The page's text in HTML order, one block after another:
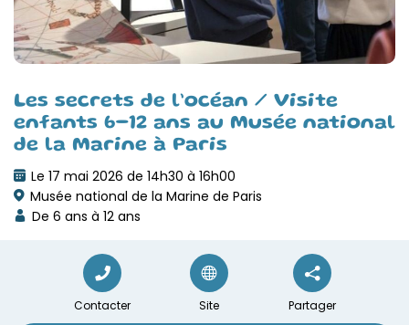
Les secrets de l’océan / Visite
enfants 6-12 ans au Musée national
de la Marine à Paris
Le 17 mai 2026 de 14h30 à 16h00
Musée national de la Marine de Paris
De 6 ans à 12 ans
Contacter Site Partager